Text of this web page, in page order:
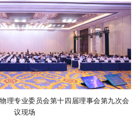
理专业委员会第十四届理事会第九次会
议现场